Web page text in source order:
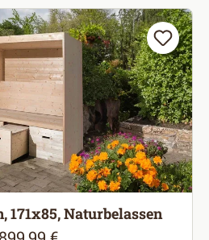
171x85, Naturbelassen